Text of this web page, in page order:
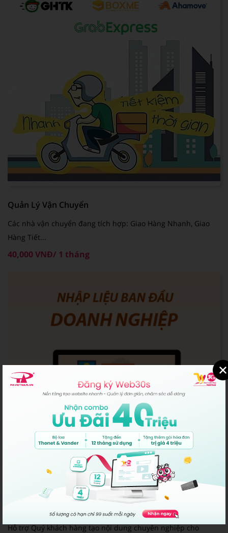
Quản Lý Vận Chuyển
Các nhà vận chuyển đang tích hợp: Giao Hàng Nhanh, Giao
Hàng Tiết...
40,000 VNĐ/ 1 tháng
Nhập liệu ban đầu Doanh nghiệp
Hỗ trợ Quý khách hàng tạo nội dung chuyên nghiệp cho